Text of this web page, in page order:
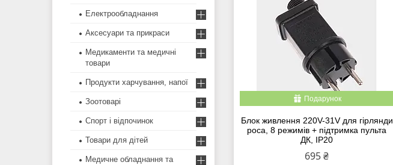
Подарунок
Блок живлення 220V-31V для гірлянди
роса, 8 режимів + підтримка пульта
ДК, IP20
695 ₴
Електрообладнання
Аксесуари та прикраси
Медикаменти та медичні
товари
Продукти харчування, напої
Зоотоварі
Спорт і відпочинок
Товари для дітей
Медичне обладнання та